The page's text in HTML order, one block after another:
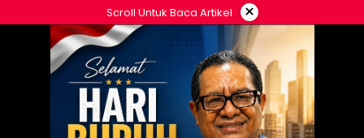
ke
Scroll Untuk Baca Artikel ×